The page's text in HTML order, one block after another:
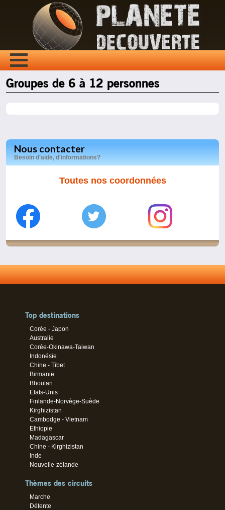
Groupes de 6 à 12 personnes
Nous contacter
Besoin d'aide, d'informations?
Toutes nos coordonnées
Top destinations
Corée - Japon
Australie
Corée-Okinawa-Taiwan
Indonésie
Chine - Tibet
Birmanie
Bhoutan
Etats-Unis
Finlande-Norvège-Suède
Kirghizistan
Cambodge - Vietnam
Ethiopie
Madagascar
Chine - Kirghizistan
Inde
Nouvelle-zélande
Thèmes des circuits
Marche
Détente